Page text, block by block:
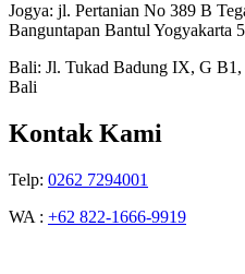
Jogya: jl. Pertanian No 389 B
Banguntapan Bantul Yogyakarta
Bali: Jl. Tukad Badung IX, G B1,
Bali
Kontak Kami
Telp: 0262 7294001
WA : +62 822-1666-9919